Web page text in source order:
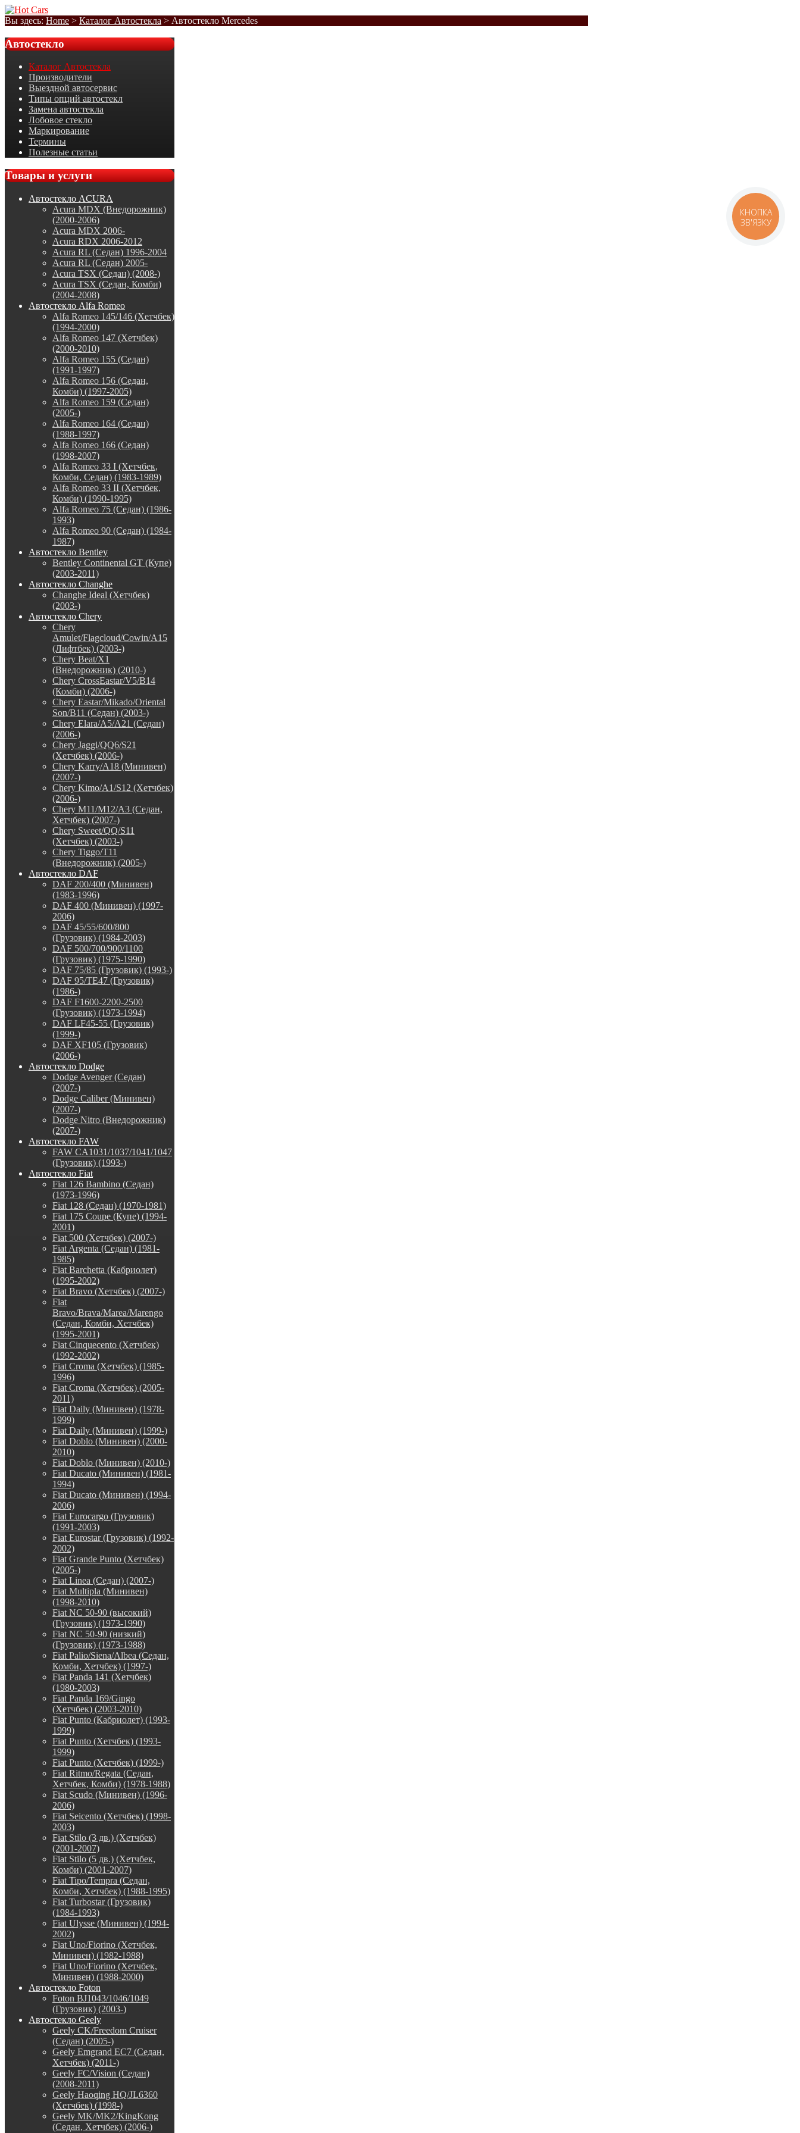
Вы здесь: Home > Каталог Автостекла > Автостекло Mercedes
Автостекло
Каталог Автостекла
Производители
Выездной автосервис
Типы опций автостекл
Замена автостекла
Лобовое стекло
Маркирование
Термины
Полезные статьи
Товарыи услуги
Автостекло ACURA
Acura MDX (Внедорожник)
(2000-2006)
Acura MDX 2006-
Acura RDX 2006-2012
Acura RL (Седан) 1996-2004
Acura RL (Седан) 2005-
Acura TSX (Седан) (2008-)
Acura TSX (Седан, Комби)
(2004-2008)
Автостекло Alfa Romeo
Alfa Romeo 145/146 (Хетчбек)
(1994-2000)
Alfa Romeo 147 (Хетчбек)
(2000-2010)
Alfa Romeo 155 (Седан)
(1991-1997)
Alfa Romeo 156 (Седан,
Комби) (1997-2005)
Alfa Romeo 159 (Седан)
(2005-)
Alfa Romeo 164 (Седан)
(1988-1997)
Alfa Romeo 166 (Седан)
(1998-2007)
Alfa Romeo 33 I (Хетчбек,
Комби, Седан) (1983-1989)
Alfa Romeo 33 II (Хетчбек,
Комби) (1990-1995)
Alfa Romeo 75 (Седан) (1986-
1993)
Alfa Romeo 90 (Седан) (1984-
1987)
Автостекло Bentley
Bentley Continental GT (Купе)
(2003-2011)
Автостекло Changhe
Changhe Ideal (Хетчбек)
(2003-)
Автостекло Chery
Chery
Amulet/Flagcloud/Cowin/A15
(Лифтбек) (2003-)
Chery Beat/X1
(Внедорожник) (2010-)
Chery CrossEastar/V5/B14
(Комби) (2006-)
Chery Eastar/Mikado/Oriental
Son/B11 (Седан) (2003-)
Chery Elara/A5/A21 (Седан)
(2006-)
Chery Jaggi/QQ6/S21
(Хетчбек) (2006-)
Chery Karry/A18 (Минивен)
(2007-)
Chery Kimo/A1/S12 (Хетчбек)
(2006-)
Chery M11/M12/A3 (Седан,
Хетчбек) (2007-)
Chery Sweet/QQ/S11
(Хетчбек) (2003-)
Chery Tiggo/T11
(Внедорожник) (2005-)
Автостекло DAF
DAF 200/400 (Минивен)
(1983-1996)
DAF 400 (Минивен) (1997-
2006)
DAF 45/55/600/800
(Грузовик) (1984-2003)
DAF 500/700/900/1100
(Грузовик) (1975-1990)
DAF 75/85 (Грузовик) (1993-)
DAF 95/TE47 (Грузовик)
(1986-)
DAF F1600-2200-2500
(Грузовик) (1973-1994)
DAF LF45-55 (Грузовик)
(1999-)
DAF XF105 (Грузовик)
(2006-)
Автостекло Dodge
Dodge Avenger (Седан)
(2007-)
Dodge Caliber (Минивен)
(2007-)
Dodge Nitro (Внедорожник)
(2007-)
Автостекло FAW
FAW CA1031/1037/1041/1047
(Грузовик) (1993-)
Автостекло Fiat
Fiat 126 Bambino (Седан)
(1973-1996)
Fiat 128 (Седан) (1970-1981)
Fiat 175 Coupe (Купе) (1994-
2001)
Fiat 500 (Хетчбек) (2007-)
Fiat Argenta (Седан) (1981-
1985)
Fiat Barchetta (Кабриолет)
(1995-2002)
Fiat Bravo (Хетчбек) (2007-)
Fiat
Bravo/Brava/Marea/Marengo
(Седан, Комби, Хетчбек)
(1995-2001)
Fiat Cinquecento (Хетчбек)
(1992-2002)
Fiat Croma (Хетчбек) (1985-
1996)
Fiat Croma (Хетчбек) (2005-
2011)
Fiat Daily (Минивен) (1978-
1999)
Fiat Daily (Минивен) (1999-)
Fiat Doblo (Минивен) (2000-
2010)
Fiat Doblo (Минивен) (2010-)
Fiat Ducato (Минивен) (1981-
1994)
Fiat Ducato (Минивен) (1994-
2006)
Fiat Eurocargo (Грузовик)
(1991-2003)
Fiat Eurostar (Грузовик) (1992-
2002)
Fiat Grande Punto (Хетчбек)
(2005-)
Fiat Linea (Седан) (2007-)
Fiat Multipla (Минивен)
(1998-2010)
Fiat NC 50-90 (высокий)
(Грузовик) (1973-1990)
Fiat NC 50-90 (низкий)
(Грузовик) (1973-1988)
Fiat Palio/Siena/Albea (Седан,
Комби, Хетчбек) (1997-)
Fiat Panda 141 (Хетчбек)
(1980-2003)
Fiat Panda 169/Gingo
(Хетчбек) (2003-2010)
Fiat Punto (Кабриолет) (1993-
1999)
Fiat Punto (Хетчбек) (1993-
1999)
Fiat Punto (Хетчбек) (1999-)
Fiat Ritmo/Regata (Седан,
Хетчбек, Комби) (1978-1988)
Fiat Scudo (Минивен) (1996-
2006)
Fiat Seicento (Хетчбек) (1998-
2003)
Fiat Stilo (3 дв.) (Хетчбек)
(2001-2007)
Fiat Stilo (5 дв.) (Хетчбек,
Комби) (2001-2007)
Fiat Tipo/Tempra (Седан,
Комби, Хетчбек) (1988-1995)
Fiat Turbostar (Грузовик)
(1984-1993)
Fiat Ulysse (Минивен) (1994-
2002)
Fiat Uno/Fiorino (Хетчбек,
Минивен) (1982-1988)
Fiat Uno/Fiorino (Хетчбек,
Минивен) (1988-2000)
Автостекло Foton
Foton BJ1043/1046/1049
(Грузовик) (2003-)
Автостекло Geely
Geely CK/Freedom Cruiser
(Седан) (2005-)
Geely Emgrand EC7 (Седан,
Хетчбек) (2011-)
Geely FC/Vision (Седан)
(2008-2011)
Geely Haoqing HQ/JL6360
(Хетчбек) (1998-)
Geely MK/MK2/KingKong
(Седан, Хетчбек) (2006-)
КНОПКА
ЗВ'ЯЗКУ